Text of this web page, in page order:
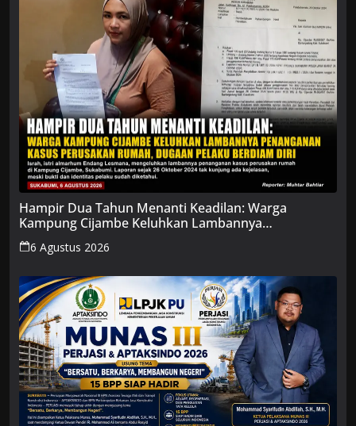
Hampir Dua Tahun Menanti Keadilan: Warga
Kampung Cijambe Keluhkan Lambannya
Penanganan Kasus Perusakan Rumah, Dugaan
Pelaku Berdiam Diri
6 Agustus 2026